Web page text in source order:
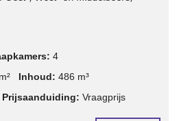
4
Inhoud: 486 m³
Prijsaanduiding: Vraagprijs